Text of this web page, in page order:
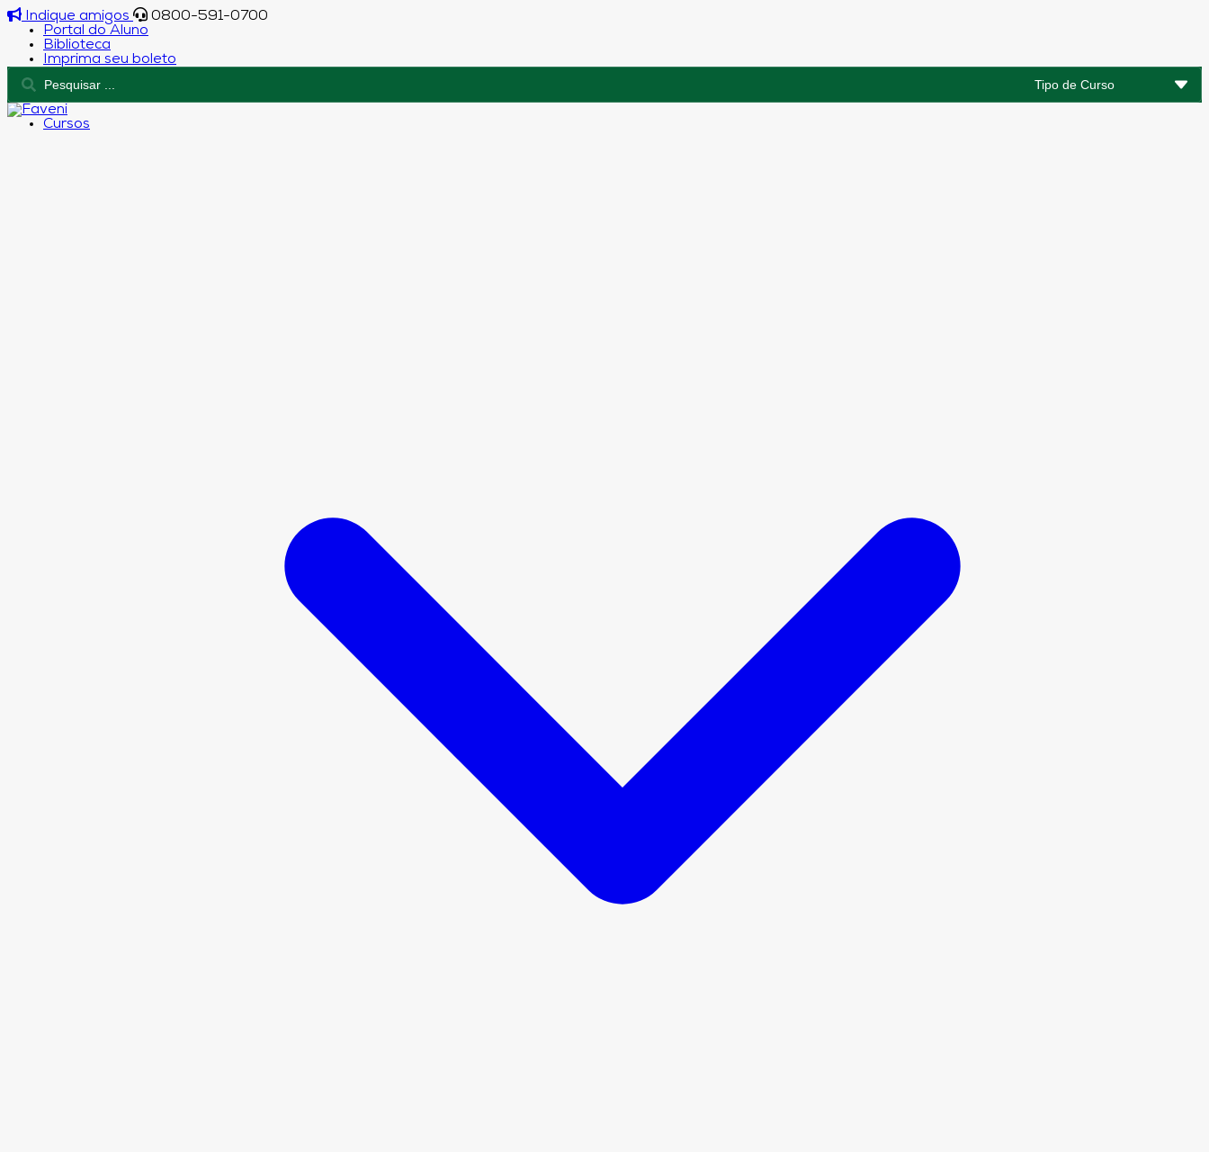
Indique amigos
0800-591-0700
Portal do Aluno
Biblioteca
Imprima seu boleto
Cursos